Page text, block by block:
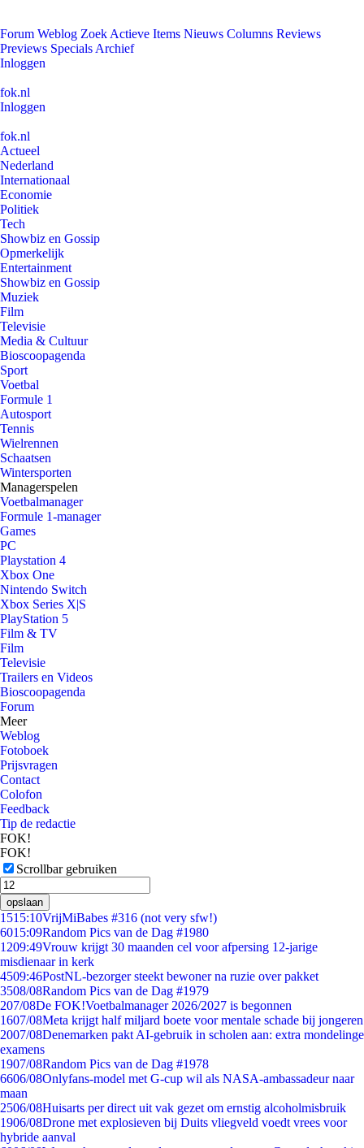
Forum Weblog Zoek Actieve Items Nieuws Columns Reviews
Previews Specials Archief
Inloggen
fok.nl
Inloggen
fok.nl
Actueel
Nederland
Internationaal
Economie
Politiek
Tech
Showbiz en Gossip
Opmerkelijk
Entertainment
Showbiz en Gossip
Muziek
Film
Televisie
Media & Cultuur
Bioscoopagenda
Sport
Voetbal
Formule 1
Autosport
Tennis
Wielrennen
Schaatsen
Wintersporten
Managerspelen
Voetbalmanager
Formule 1-manager
Games
PC
Playstation 4
Xbox One
Nintendo Switch
Xbox Series X|S
PlayStation 5
Film & TV
Film
Televisie
Trailers en Videos
Bioscoopagenda
Forum
Meer
Weblog
Fotoboek
Prijsvragen
Contact
Colofon
Feedback
Tip de redactie
FOK!
FOK!
Scrollbar gebruiken
opslaan
1515:10VrijMiBabes #316 (not very sfw!)
6015:09Random Pics van de Dag #1980
1209:49Vrouw krijgt 30 maanden cel voor afpersing 12-jarige
misdienaar in kerk
4509:46PostNL-bezorger steekt bewoner na ruzie over pakket
3508/08Random Pics van de Dag #1979
207/08De FOK!Voetbalmanager 2026/2027 is begonnen
1607/08Meta krijgt half miljard boete voor mentale schade bij jongeren
2007/08Denemarken pakt AI-gebruik in scholen aan: extra mondelinge
examens
1907/08Random Pics van de Dag #1978
6606/08Onlyfans-model met G-cup wil als NASA-ambassadeur naar
maan
2506/08Huisarts per direct uit vak gezet om ernstig alcoholmisbruik
1906/08Drone met explosieven bij Duits vliegveld voedt vrees voor
hybride aanval